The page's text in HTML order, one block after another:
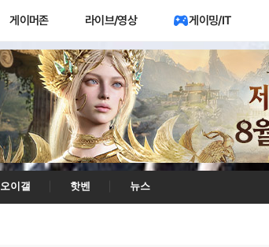
게이머존 라이브/영상 게이밍/IT
오이갤 핫벤
뉴스